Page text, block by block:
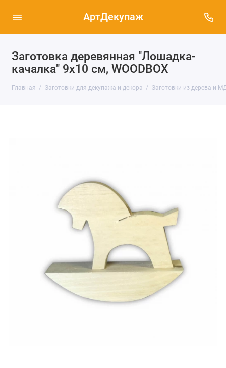
АртДекупаж
Заготовка деревянная "Лошадка-
качалка" 9х10 см, WOODBOX
Главная Заготовки для декупажа и декора Заготовки из дерева и